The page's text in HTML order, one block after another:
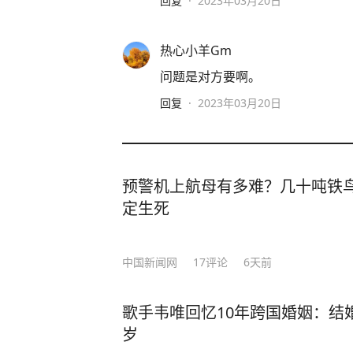
热心小羊Gm
问题是对方要啊。
回复 · 2023年03月20日
预警机上航母有多难？几十吨铁
定生死
中国新闻网 17评论 6天前
歌手韦唯回忆10年跨国婚姻：结
岁